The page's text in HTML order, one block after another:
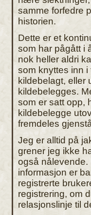
samme forfedre
historien.
Dette er et
som har pågått i
nok heller aldri
som knyttes inn i
kildebelagt, eller
kildebelegges.
som er satt opp,
kildebelegge
fremdeles
Jeg er alltid på
grener jeg ikke
også
informasjon er
registrerte
registrering, om
relasjonslinje til